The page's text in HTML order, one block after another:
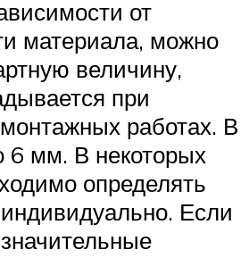
от
материала, можно
величину,
при
работах. В
6 мм. В некоторых
определять
Если